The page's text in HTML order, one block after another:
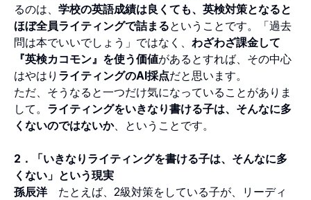
るのは、 学校の英語成績は良くても、英検対策となると
ほぼ全員ライティングで詰まるということです。「過去
問は本でいいでしょう」ではなく、 わざわざ課金して
『英検カコモン』を使う価値があるとすれば、その中心
はやはり ライティングのAI採点だと思います。
ただ、そうなると一つだけ気になっていることがありま
して。 ライティングをいきなり書ける子は、そんなに多
くないのではないか、ということです。
2．「いきなりライティングを書ける子は、そんなに多
くない」という現実
孫辰洋たとえば、2級対策をしている子が、リーディ